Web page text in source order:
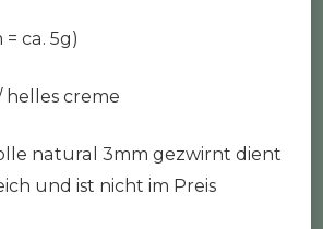
= ca. 5g)
helles creme
natural 3mm gezwirnt dient
und ist nicht im Preis